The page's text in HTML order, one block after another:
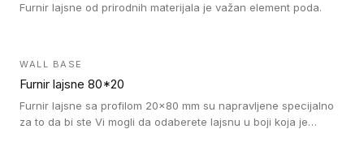
Furnir lajsne od prirodnih materijala je važan element poda.
WALL BASE
Furnir lajsne 80*20
Furnir lajsne sa profilom 20x80 mm su napravljene specijalno
za to da bi ste Vi mogli da odaberete lajsnu u boji koja je